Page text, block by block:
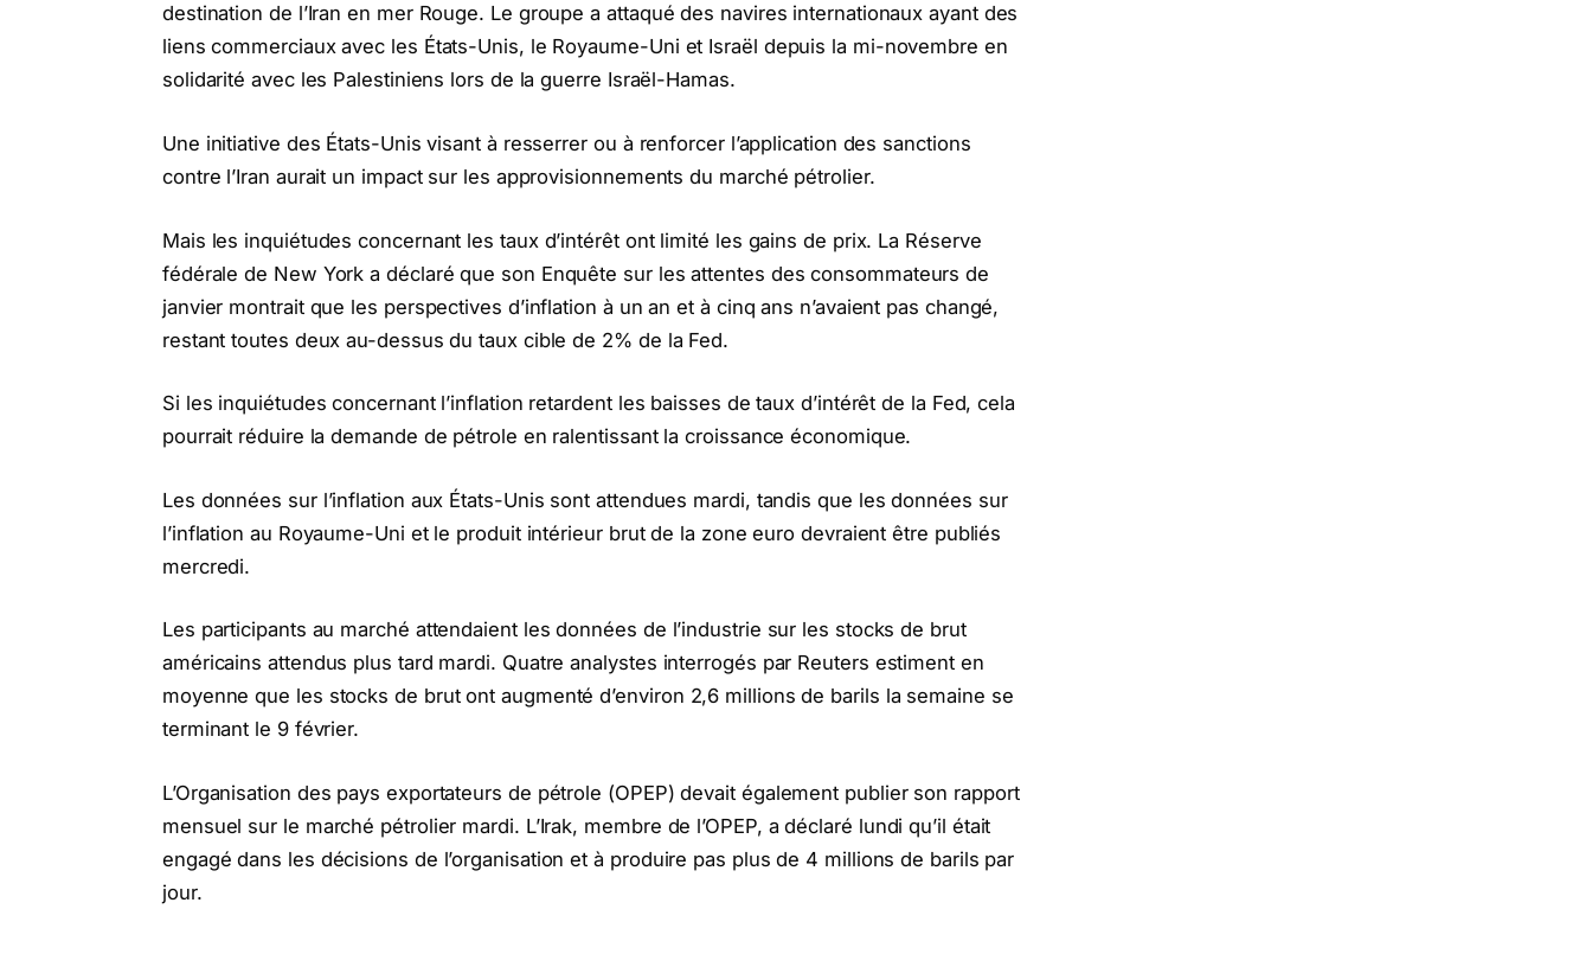
destination de l’Iran en mer Rouge. Le groupe a attaqué des navires internationaux ayant des
liens commerciaux avec les États-Unis, le Royaume-Uni et Israël depuis la mi-novembre en
solidarité avec les Palestiniens lors de la guerre Israël-Hamas.
Une initiative des États-Unis visant à resserrer ou à renforcer l’application des sanctions
contre l’Iran aurait un impact sur les approvisionnements du marché pétrolier.
Mais les inquiétudes concernant les taux d’intérêt ont limité les gains de prix. La Réserve
fédérale de New York a déclaré que son Enquête sur les attentes des consommateurs de
janvier montrait que les perspectives d’inflation à un an et à cinq ans n’avaient pas changé,
restant toutes deux au-dessus du taux cible de 2% de la Fed.
Si les inquiétudes concernant l’inflation retardent les baisses de taux d’intérêt de la Fed, cela
pourrait réduire la demande de pétrole en ralentissant la croissance économique.
Les données sur l’inflation aux États-Unis sont attendues mardi, tandis que les données sur
l’inflation au Royaume-Uni et le produit intérieur brut de la zone euro devraient être publiés
mercredi.
Les participants au marché attendaient les données de l’industrie sur les stocks de brut
américains attendus plus tard mardi. Quatre analystes interrogés par Reuters estiment en
moyenne que les stocks de brut ont augmenté d’environ 2,6 millions de barils la semaine se
terminant le 9 février.
L’Organisation des pays exportateurs de pétrole (OPEP) devait également publier son rapport
mensuel sur le marché pétrolier mardi. L’Irak, membre de l’OPEP, a déclaré lundi qu’il était
engagé dans les décisions de l’organisation et à produire pas plus de 4 millions de barils par
jour.